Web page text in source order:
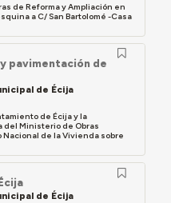
de Reforma y Ampliación en
a C/ San Bartolomé -Casa
pavimentación de
de Écija
de Écija y la
del Ministerio de Obras
de la Vivienda sobre
de Écija